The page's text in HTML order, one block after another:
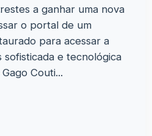
a ganhar uma nova
o portal de um
para acessar a
sofisticada e tecnológica
Couti...